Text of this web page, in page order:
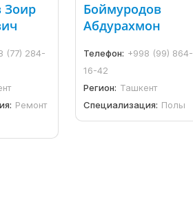
Зоир
(77) 284-
Ремонт
Боймуродов
Абдурахмон
Телефон: +998 (99) 864-
16-42
Регион: Ташкент
Специализация: Полы